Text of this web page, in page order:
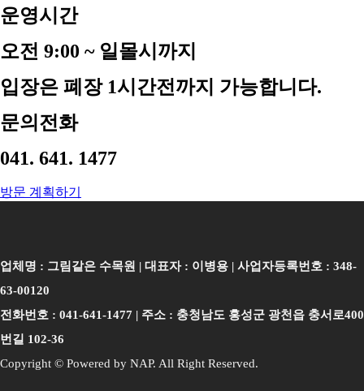
운영시간
오전 9:00 ~ 일몰시까지
입장은 폐장 1시간전까지 가능합니다.
문의전화
041. 641. 1477
방문 계획하기
업체명 : 그림같은 수목원 | 대표자 : 이병용 | 사업자등록번호 : 348-
63-00120
전화번호 : 041-641-1477 | 주소 : 충청남도 홍성군 광천읍 충서로400
번길 102-36
Copyright © Powered by NAP. All Right Reserved.